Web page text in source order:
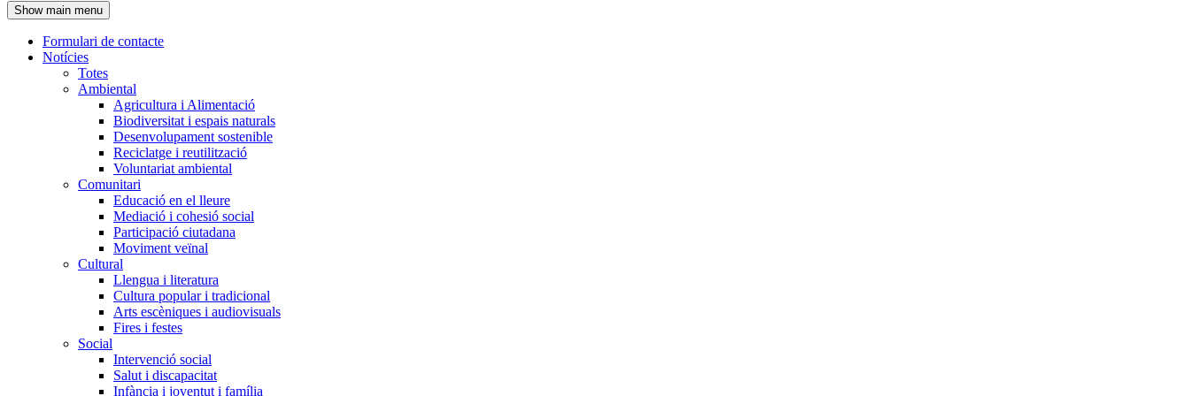
l'encapçalament
Show main menu
Navegació
principal
Formulari de contacte
Notícies
Totes
Ambiental
Agricultura i Alimentació
Biodiversitat i espais naturals
Desenvolupament sostenible
Reciclatge i reutilització
Voluntariat ambiental
Comunitari
Educació en el lleure
Mediació i cohesió social
Participació ciutadana
Moviment veïnal
Cultural
Llengua i literatura
Cultura popular i tradicional
Arts escèniques i audiovisuals
Fires i festes
Social
Intervenció social
Salut i discapacitat
Infància i joventut i família